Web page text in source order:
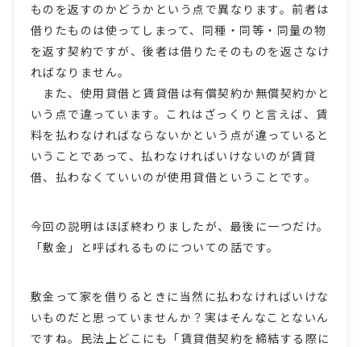
ものを返すのかどうかという点で異なります。前者は
借りたものは使ってしまって、同種・同等・同量の物
を返す契約ですが、後者は借りたそのものを返さなけ
ればなりません。
また、使用貸借と賃貸借は有償契約か無償契約かと
いう点で違っています。これはざっくりと言えば、賃
料を払わなければならないかという点が違っていると
いうことであって、払わなければいけないのが賃貸
借、払わなくていいのが使用貸借ということです。
今回の説明はほぼ終わりましたが、最後に一つだけ。
「敷金」と呼ばれるものについての話です。
敷金って家を借りるときに当然に払わなければいけな
いものだと思っていませんか？実はそんなことないん
ですね。民法上どこにも「賃貸借契約を締結する際に